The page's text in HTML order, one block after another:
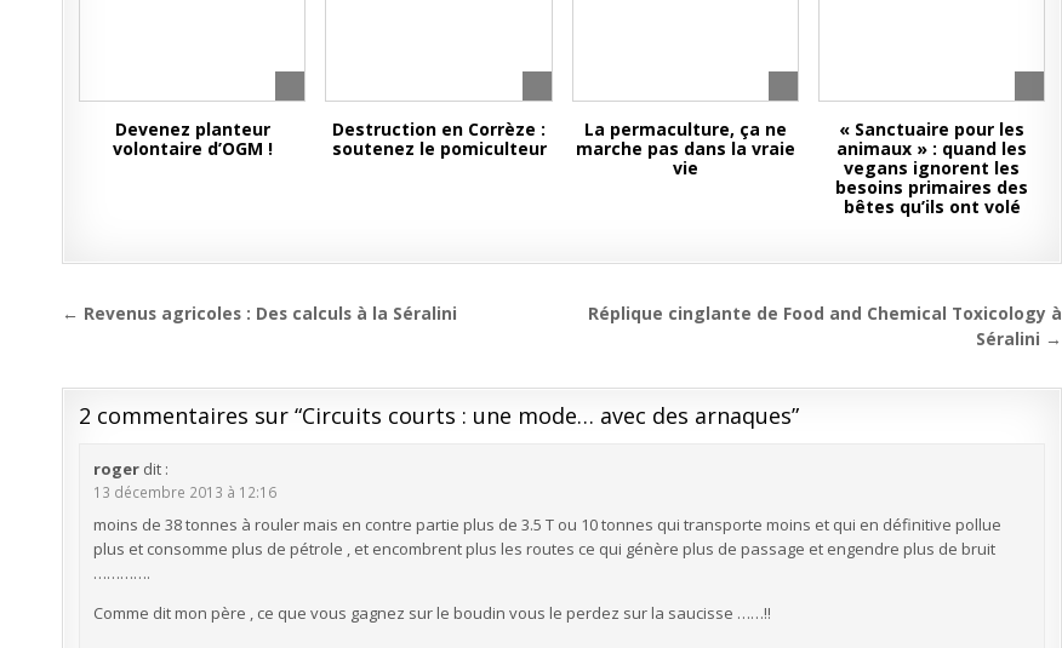
Devenez planteur
volontaire d’OGM !
Destruction en Corrèze :
soutenez le pomiculteur
La permaculture, ça ne
marche pas dans la vraie
vie
« Sanctuaire pour les
animaux » : quand les
vegans ignorent les
besoins primaires des
bêtes qu’ils ont volé
Navigation
l’article
Réplique cinglante de Food and Chemical Toxicology à
Séralini →
← Revenus agricoles : Des calculs à la Séralini
2 commentaires sur “Circuits courts : une mode… avec des arnaques”
roger dit :
13 décembre 2013 à 12:16
moins de 38 tonnes à rouler mais en contre partie plus de 3.5 T ou 10 tonnes qui transporte moins et qui en définitive pollue
plus et consomme plus de pétrole , et encombrent plus les routes ce qui génère plus de passage et engendre plus de bruit
………….
Comme dit mon père , ce que vous gagnez sur le boudin vous le perdez sur la saucisse ……!!